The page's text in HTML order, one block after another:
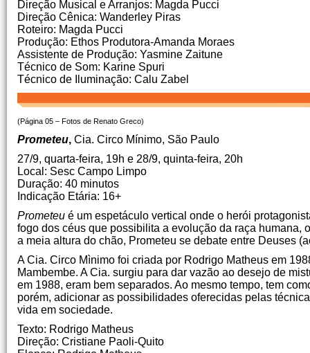
Direção Musical e Arranjos: Magda Pucci
Direção Cênica: Wanderley Piras
Roteiro: Magda Pucci
Produção: Ethos Produtora-Amanda Moraes
Assistente de Produção: Yasmine Zaitune
Técnico de Som: Karine Spuri
Técnico de Iluminação: Calu Zabel
(Página 05 – Fotos de Renato Greco)
Prometeu, Cia. Circo Mínimo, São Paulo
27/9, quarta-feira, 19h e 28/9, quinta-feira, 20h
Local: Sesc Campo Limpo
Duração: 40 minutos
Indicação Etária: 16+
Prometeu é um espetáculo vertical onde o herói
fogo dos céus que possibilita a evolução da raça humana,
a meia altura do chão, Prometeu se debate entre Deuses
A Cia. Circo Mìnimo foi criada por Rodrigo Matheus em
Mambembe. A Cia. surgiu para dar vazão ao desejo de
em 1988, eram bem separados. Ao mesmo tempo, tem
porém, adicionar as possibilidades oferecidas pelas
vida em sociedade.
Texto: Rodrigo Matheus
Direção: Cristiane Paoli-Quito